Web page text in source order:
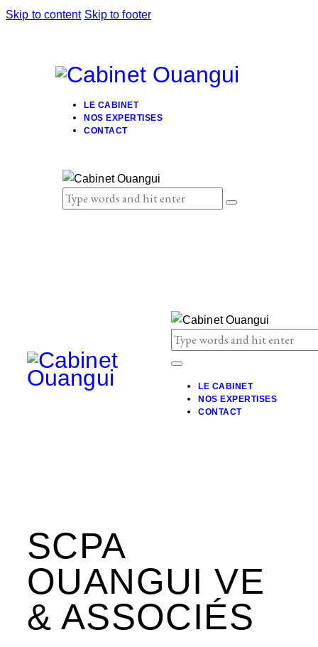
Skip to content Skip to footer
LE CABINET
NOS EXPERTISES
CONTACT
LE CABINET
NOS EXPERTISES
CONTACT
SCPA
OUANGUI VE
& ASSOCIÉS